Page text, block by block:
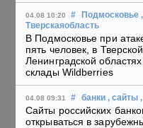
04.08 10:20 # Подмосковье
Тверскаяобласть
В Подмосковье при
пять человек, в
Ленинградской
склады Wildberries
04.08 09:31 # банки , сайты
Сайты российских
открываться в